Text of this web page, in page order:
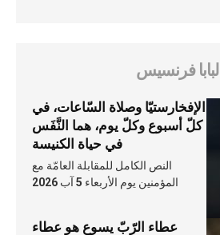
البابا فرنسيس
الإفخارستيّا وصلاة السّاعات، في
كلّ أسبوع وكلّ يوم، هما النَّفَس
في حياة الكنيسة
النص الكامل للمقابلة العامّة مع
المؤمنين يوم الأربعاء 5 آب 2026
عطاء الرّبّ يسوع هو عطاء